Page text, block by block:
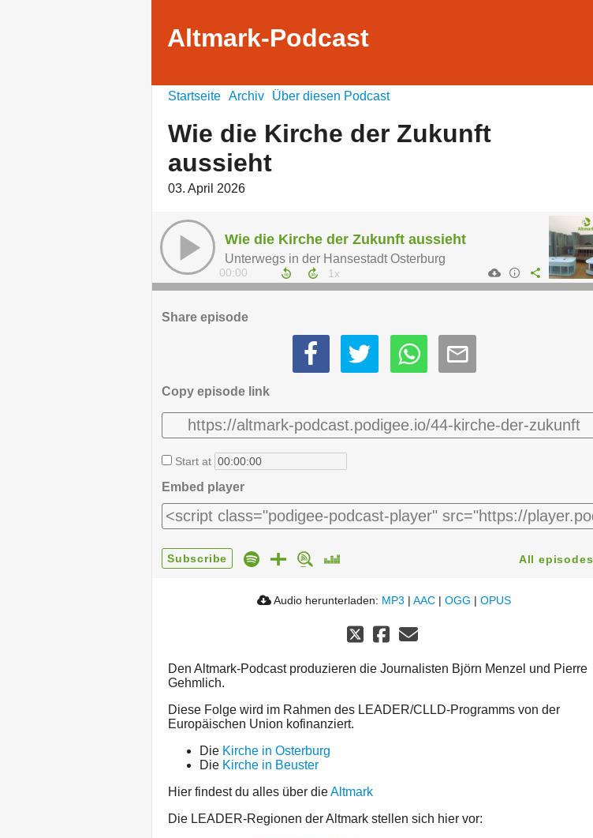
Altmark-Podcast
Startseite Archiv Über diesen Podcast
Wie die Kirche der Zukunft
aussieht
03. April 2026
Wie die Kirche der Zukunft aussieht
Unterwegs in der Hansestadt Osterburg
00:00
Share episode
Copy episode link
Start at
Embed player
Subscribe All episodes
Audio herunterladen: MP3 | AAC | OGG | OPUS
Den Altmark-Podcast produzieren die Journalisten Björn Menzel und Pierre
Gehmlich.
Diese Folge wird im Rahmen des LEADER/CLLD-Programms von der
Europäischen Union kofinanziert.
Die Kirche in Osterburg
Die Kirche in Beuster
Hier findest du alles über dieAltmark
Die LEADER-Regionen der Altmark stellen sich hier vor: